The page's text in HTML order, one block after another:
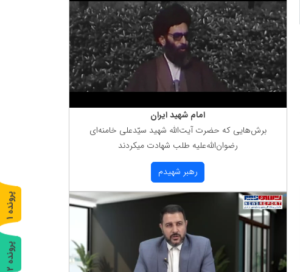
امام شهید ایران
برش‌هایی كه حضرت آیت‌الله شهید سیّدعلی خامنه‌ای
رضوان‌الله‌علیه طلب شهادت میكردند
رهبر شهیدم
پ
ر
و
ن
د
ه
1
پ
ر
و
ن
د
ه
2